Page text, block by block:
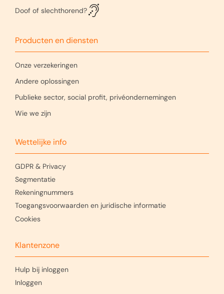
Doof of slechthorend?
Producten en diensten
Onze verzekeringen
Andere oplossingen
Publieke sector, social profit, privéondernemingen
Wie we zijn
Wettelijke info
GDPR & Privacy
Segmentatie
Rekeningnummers
Toegangsvoorwaarden en juridische informatie
Cookies
Klantenzone
Hulp bij inloggen
Inloggen